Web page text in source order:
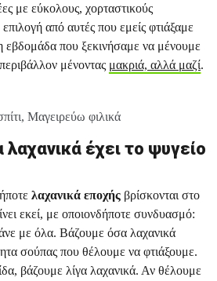
με εύκολους, χορταστικούς
από αυτές που εμείς φτιάξαμε
εβδομάδα που ξεκινήσαμε να μένουμε
μένοντας μακριά, αλλά μαζί.
Μαγειρεύω φιλικά
έχει το ψυγείο
λαχανικά εποχής βρίσκονται στο
εκεί, με οποιονδήποτε συνδυασμό:
με όλα. Βάζουμε όσα λαχανικά
σούπας που θέλουμε να φτιάξουμε.
βάζουμε λίγα λαχανικά. Αν θέλουμε